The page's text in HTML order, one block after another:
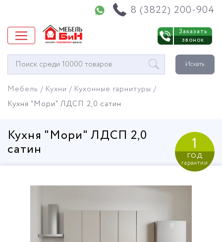
8 (3822) 200-904
Заказать
звонок
Окно
поиска
Искать
Мебель Кухни
Кухонные гарнитуры
Кухня "Мори" ЛДСП 2,0 сатин
Кухня "Мори" ЛДСП 2,0
сатин
1
год
гарантии